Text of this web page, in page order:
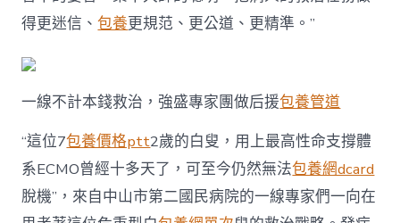
得更迷信、包養更規范、更公道、更精準。”
一線不計本錢救治，強盛專家團做后援包養管道
“這位7包養價格ptt2歲的白叟，用上最高性命支撐體
系ECMO曾經十多天了，可至今仍然無法包養網dcard
脫機”，來自中山市第二國民病院的一線專家們一向在